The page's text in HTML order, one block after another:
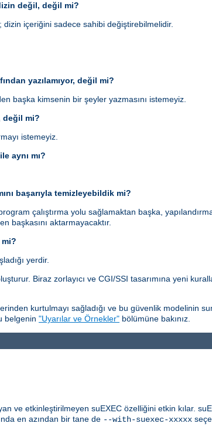
değil, değil mi?
içeriğini sadece sahibi değiştirebilmelidir.
yazılamıyor, değil mi?
başka kimsenin bir şeyler yazmasını istemeyiz.
değil mi?
istemeyiz.
aynı mı?
başarıyla temizleyebildik mi?
çalıştırma yolu sağlamaktan başka,
başkasını aktarmayacaktır.
mi?
yerdir.
Biraz zorlayıcı ve CGI/SSI tasarımına yeni
kurtulmayı sağladığı ve bu güvenlik modelinin
belgenin "Uyarılar ve Örnekler" bölümüne bakınız.
ve etkinleştirilmeyen suEXEC özelliğini etkin kılar.
en azından bir tane de --with-suexec-xxxxx